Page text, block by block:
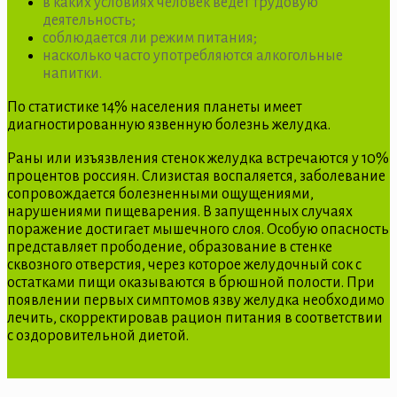
деятельность;
соблюдается ли режим питания;
насколько часто употребляются алкогольные
напитки.
По статистике 14% населения планеты имеет
диагностированную язвенную болезнь желудка.
Раны или изъязвления стенок желудка встречаются у 10%
процентов россиян. Слизистая воспаляется, заболевание
сопровождается болезненными ощущениями,
нарушениями пищеварения. В запущенных случаях
поражение достигает мышечного слоя. Особую опасность
представляет прободение, образование в стенке
сквозного отверстия, через которое желудочный сок с
остатками пищи оказываются в брюшной полости. При
появлении первых симптомов язву желудка необходимо
лечить, скорректировав рацион питания в соответствии
с оздоровительной диетой.